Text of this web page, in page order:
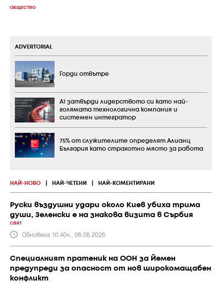
ОБЩЕСТВО
НАЙ-НОВО НАЙ-ЧЕТЕНИ НАЙ-КОМЕНТИРАНИ
Руски въздушни удари около Киев убиха трима
души, Зеленски е на знакова визита в Сърбия
СВЯТ
Обновена 10:40ч., 08.08.2026
Специалният пратеник на ООН за Йемен
предупреди за опасност от нов широкомащабен
конфликт
ADVERTORIAL
Горди отвътре
А1 затвърди лидерството си като най-
голямата технологична компания и
системен интегратор
75% от служителите определят Алианц
България като страхотно място за работа